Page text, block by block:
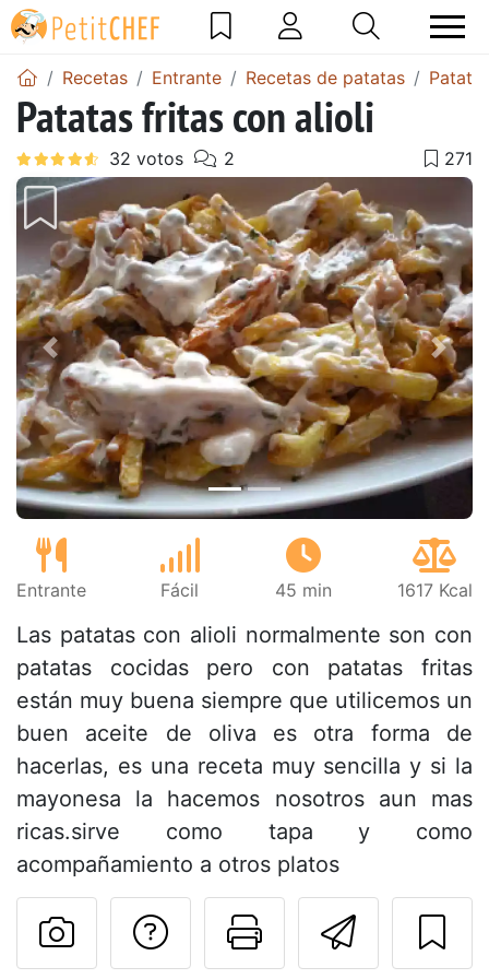
Recetas Entrante Recetas de patatas
Patatas fritas con alioli
Anterior
Entrante Fácil 45 min 1617 Kcal
Las patatas con alioli normalmente son con
patatas cocidas pero con patatas fritas
están muy buena siempre que utilicemos un
buen aceite de oliva es otra forma de
hacerlas, es una receta muy sencilla y si la
mayonesa la hacemos nosotros aun mas
ricas.sirve como tapa y como
acompañamiento a otros platos
Imprimir
Preguntar al autor